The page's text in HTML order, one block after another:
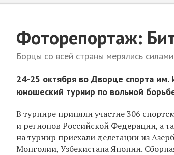
Фоторепортаж:
Борцы со всей страны мерялись
24-25 октября во Дворце спорта
юношеский турнир по вольной
В турнире приняли участие 306
и регионов Российской Федерации, а
на турнир приехали делегации из
Монголии, Узбекистана Японии.